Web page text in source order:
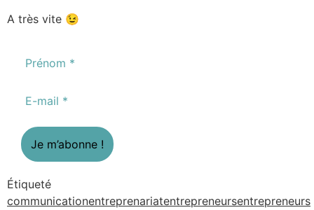
A très vite 😉
Étiqueté
communicationentreprenariatentrepreneursentrepreneurs